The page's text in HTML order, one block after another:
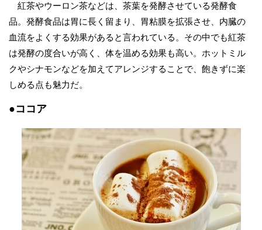
紅茶やウーロン茶などは、茶葉を発酵させている発酵食
品。発酵食品は胃に長く留まり、胃粘膜を拡張させ、内臓の
血流をよくする効果があると言われている。その中でも紅茶
は発酵の度合いが高く、体を温める効果も高い。ホットミル
クやシナモンなどを加えてアレンジすることで、飽きずに楽
しめる点も魅力だ。
●ココア